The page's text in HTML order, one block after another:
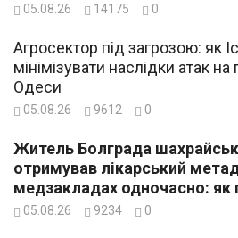
05.08.26 14175 0
Агросектор під загрозою: як
мінімізувати наслідки атак
Одеси
05.08.26 9612 0
Житель Болграда
отримував лікарський
медзакладах одночасно: як
05.08.26 9234 0